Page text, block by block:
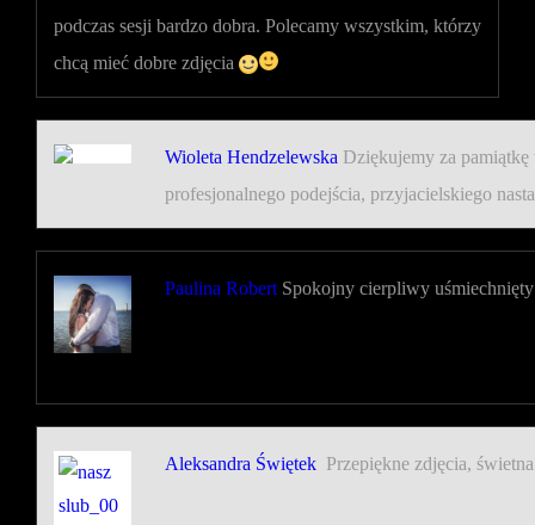
podczas sesji bardzo dobra. Polecamy wszystkim, którzy
chcą mieć dobre zdjęcia
Wioleta Hendzelewska Dziękujemy za
profesjonalnego podejścia, przyjacielskiego
Paulina Robert Spokojny cierpliwy
Aleksandra Świętek Przepiękne zdjęcia,